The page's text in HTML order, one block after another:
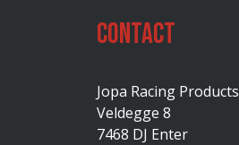
Contact
Jopa Racing Products
Veldegge 8
7468 DJ Enter